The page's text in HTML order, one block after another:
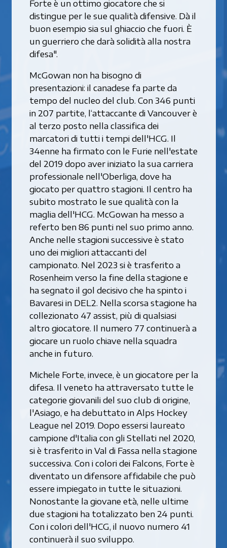
Forte è un ottimo giocatore che si
distingue per le sue qualità difensive. Dà il
buon esempio sia sul ghiaccio che fuori. È
un guerriero che darà solidità alla nostra
difesa".
McGowan non ha bisogno di
presentazioni: il canadese fa parte da
tempo del nucleo del club. Con 346 punti
in 207 partite, l‘attaccante di Vancouver è
al terzo posto nella classifica dei
marcatori di tutti i tempi dell'HCG. Il
34enne ha firmato con le Furie nell'estate
del 2019 dopo aver iniziato la sua carriera
professionale nell'Oberliga, dove ha
giocato per quattro stagioni. Il centro ha
subito mostrato le sue qualità con la
maglia dell'HCG. McGowan ha messo a
referto ben 86 punti nel suo primo anno.
Anche nelle stagioni successive è stato
uno dei migliori attaccanti del
campionato. Nel 2023 si è trasferito a
Rosenheim verso la fine della stagione e
ha segnato il gol decisivo che ha spinto i
Bavaresi in DEL2. Nella scorsa stagione ha
collezionato 47 assist, più di qualsiasi
altro giocatore. Il numero 77 continuerà a
giocare un ruolo chiave nella squadra
anche in futuro.
Michele Forte, invece, è un giocatore per la
difesa. Il veneto ha attraversato tutte le
categorie giovanili del suo club di origine,
l'Asiago, e ha debuttato in Alps Hockey
League nel 2019. Dopo essersi laureato
campione d'Italia con gli Stellati nel 2020,
si è trasferito in Val di Fassa nella stagione
successiva. Con i colori dei Falcons, Forte è
diventato un difensore affidabile che può
essere impiegato in tutte le situazioni.
Nonostante la giovane età, nelle ultime
due stagioni ha totalizzato ben 24 punti.
Con i colori dell'HCG, il nuovo numero 41
continuerà il suo sviluppo.